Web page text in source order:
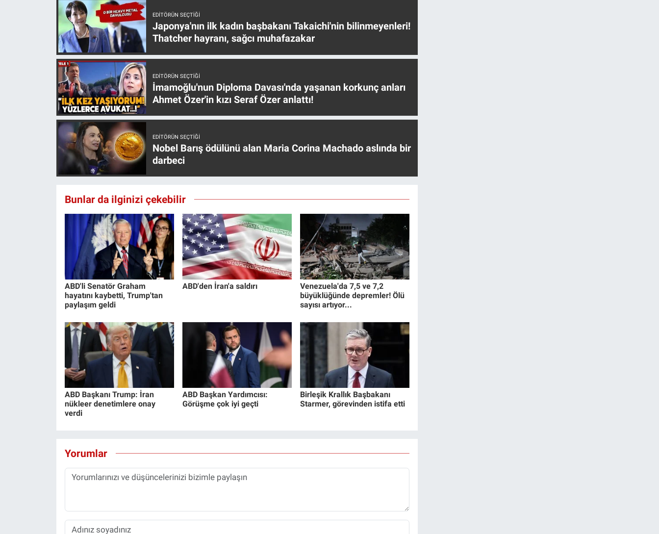
EDITÖRÜN SEÇTIĞI
Japonya'nın ilk kadın başbakanı Takaichi'nin bilinmeyenleri!
Thatcher hayranı, sağcı muhafazakar
EDITÖRÜN SEÇTIĞI
İmamoğlu'nun Diploma Davası'nda yaşanan korkunç anları
Ahmet Özer'in kızı Seraf Özer anlattı!
EDITÖRÜN SEÇTIĞI
Nobel Barış ödülünü alan Maria Corina Machado aslında bir
darbeci
Bunlar da ilginizi çekebilir
ABD'li Senatör Graham
hayatını kaybetti, Trump'tan
paylaşım geldi
ABD'den İran'a saldırı
Venezuela'da 7,5 ve 7,2
büyüklüğünde depremler! Ölü
sayısı artıyor...
ABD Başkanı Trump: İran
nükleer denetimlere onay
verdi
ABD Başkan Yardımcısı:
Görüşme çok iyi geçti
Birleşik Krallık Başbakanı
Starmer, görevinden istifa etti
Yorumlar